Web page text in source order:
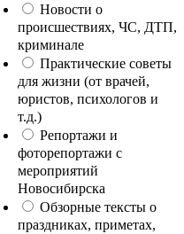
Новости о
происшествиях, ЧС, ДТП,
криминале
Практические советы
для жизни (от врачей,
юристов, психологов и
т.д.)
Репортажи и
фоторепортажи с
мероприятий
Новосибирска
Обзорные тексты о
праздниках, приметах,